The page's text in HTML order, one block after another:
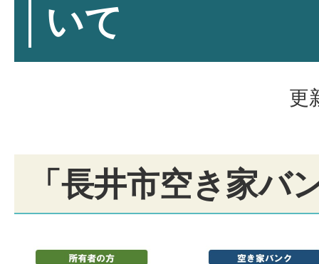
いて
更
「長井市空き家バ